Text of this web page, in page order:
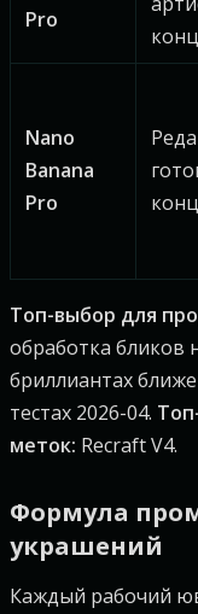
Pro
Nano
Banana
Pro
Топ-выбор для
обработка бликов
бриллиантах
тестах 2026-04.
меток: Recraft V4.
Формула
украшений
Каждый рабочий